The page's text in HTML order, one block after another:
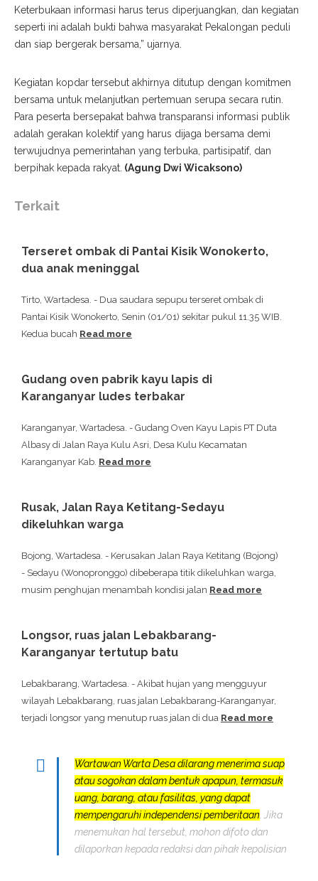
Keterbukaan informasi harus terus diperjuangkan, dan kegiatan
seperti ini adalah bukti bahwa masyarakat Pekalongan peduli
dan siap bergerak bersama,” ujarnya.
Kegiatan kopdar tersebut akhirnya ditutup dengan komitmen
bersama untuk melanjutkan pertemuan serupa secara rutin.
Para peserta bersepakat bahwa transparansi informasi publik
adalah gerakan kolektif yang harus dijaga bersama demi
terwujudnya pemerintahan yang terbuka, partisipatif, dan
berpihak kepada rakyat. (Agung Dwi Wicaksono)
Terkait
Terseret ombak di Pantai Kisik Wonokerto,
dua anak meninggal
Tirto, Wartadesa. - Dua saudara sepupu terseret ombak di
Pantai Kisik Wonokerto, Senin (01/01) sekitar pukul 11.35 WIB.
Kedua bucah Read more
Gudang oven pabrik kayu lapis di
Karanganyar ludes terbakar
Karanganyar, Wartadesa. - Gudang Oven Kayu Lapis PT Duta
Albasy di Jalan Raya Kulu Asri, Desa Kulu Kecamatan
Karanganyar Kab. Read more
Rusak, Jalan Raya Ketitang-Sedayu
dikeluhkan warga
Bojong, Wartadesa. - Kerusakan Jalan Raya Ketitang (Bojong)
- Sedayu (Wonopronggo) dibeberapa titik dikeluhkan warga,
musim penghujan menambah kondisi jalan Read more
Longsor, ruas jalan Lebakbarang-
Karanganyar tertutup batu
Lebakbarang, Wartadesa. - Akibat hujan yang mengguyur
wilayah Lebakbarang, ruas jalan Lebakbarang-Karanganyar,
terjadi longsor yang menutup ruas jalan di dua Read more
Wartawan Warta Desa dilarang menerima suap
atau sogokan dalam bentuk apapun, termasuk
uang, barang, atau fasilitas, yang dapat
mempengaruhi independensi pemberitaan. Jika
menemukan hal tersebut, mohon difoto dan
dilaporkan kepada redaksi dan pihak kepolisian